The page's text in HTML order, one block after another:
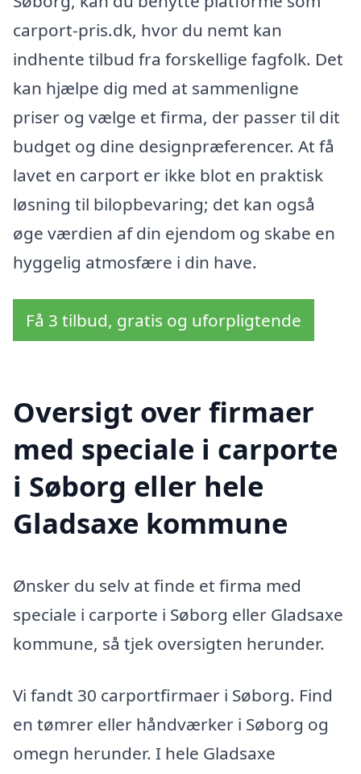
carport-pris.dk, hvor du nemt kan
indhente tilbud fra forskellige fagfolk. Det
kan hjælpe dig med at sammenligne
priser og vælge et firma, der passer til dit
budget og dine designpræferencer. At få
lavet en carport er ikke blot en praktisk
løsning til bilopbevaring; det kan også
øge værdien af din ejendom og skabe en
hyggelig atmosfære i din have.
Få 3 tilbud, gratis og uforpligtende
Oversigt over firmaer
med speciale i carporte
i Søborg eller hele
Gladsaxe kommune
Ønsker du selv at finde et firma med
speciale i carporte i Søborg eller Gladsaxe
kommune, så tjek oversigten herunder.
Vi fandt 30 carportfirmaer i Søborg. Find
en tømrer eller håndværker i Søborg og
omegn herunder. I hele Gladsaxe